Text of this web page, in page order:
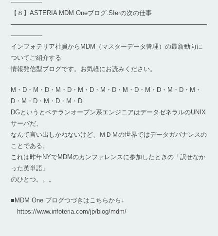
―――――
【８】ASTERIA MDM Oneブログ:SIerの次の仕事
―――――――――――――――――――――――――――――――
―――――
インフォテリア社員からMDM（マスターデータ管理）の最新動向に
ついてご紹介する
情報発信型ブログです。お気軽にお読みください。
M・D・M・D・M・D・M・D・M・D・M・D・M・D・M・D・M・
D・M・D・M・D・M・D
DGというとベテランオープン系エンジニアはデータゼネラルのUNIX
サーバだ、
なんて言い出しかねないけど、ＭＤＭの世界ではデータガバナンスの
ことである。
これは昨年NYでMDMのカンファレンスに参加したときの「訳せなか
った英単語」
のひとつ。。。
■MDM One ブログつづきはこちらから↓
https://www.infoteria.com/jp/blog/mdm/